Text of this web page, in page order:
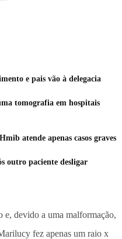
e pais vão à delegacia
tomografia em hospitais
atende apenas casos graves
outro paciente desligar
e, devido a uma malformação,
fez apenas um raio x